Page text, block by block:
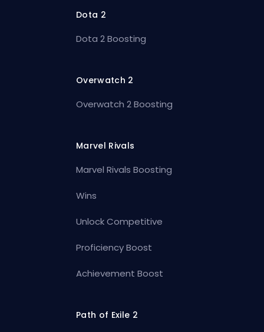
Dota 2
Dota 2 Boosting
Overwatch 2
Overwatch 2 Boosting
Marvel Rivals
Marvel Rivals Boosting
Wins
Unlock Competitive
Proficiency Boost
Achievement Boost
Path of Exile 2